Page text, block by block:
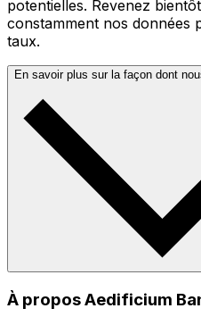
potentielles. Revenez
constamment nos données
taux.
En savoir plus sur la façon dont
À propos Aedificium